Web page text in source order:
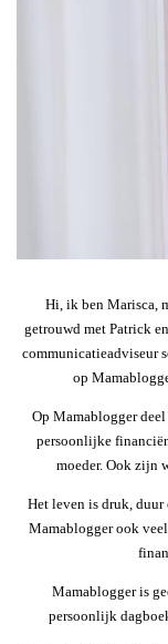
Hi, ik ben Marisca,
getrouwd met Patrick
communicatieadviseur
op
Op Mamablogger
persoonlijke
moeder. Ook zijn
Het leven is druk, duur
Mamablogger ook
Mamablogger is
persoonlijk